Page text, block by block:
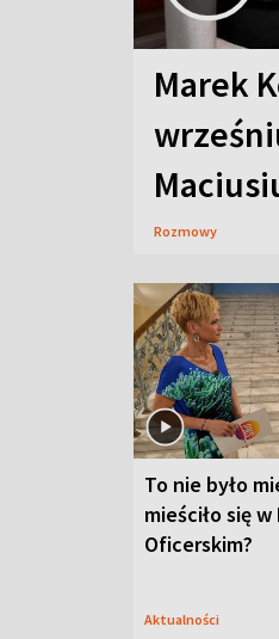
Marek
Rozmowy
To nie było
mieściło się w
Oficerskim?
Aktualności